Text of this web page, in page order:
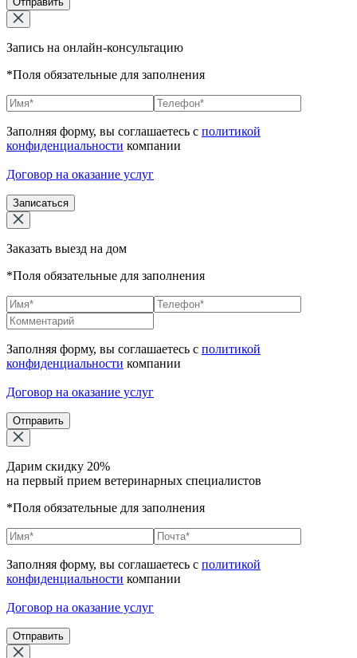
Запись на онлайн-консультацию
*Поля обязательные для заполнения
Заполняя форму, вы соглашаетесь с политикой
конфиденциальности компании
Договор на оказание услуг
Записаться
Заказать выезд на дом
*Поля обязательные для заполнения
Заполняя форму, вы соглашаетесь с политикой
конфиденциальности компании
Договор на оказание услуг
Отправить
Дарим скидку 20%
на первый прием ветеринарных специалистов
*Поля обязательные для заполнения
Заполняя форму, вы соглашаетесь с политикой
конфиденциальности компании
Договор на оказание услуг
Отправить